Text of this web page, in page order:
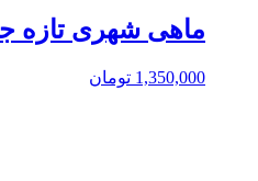
ماهی شهری تازه
1,350,000 تومان